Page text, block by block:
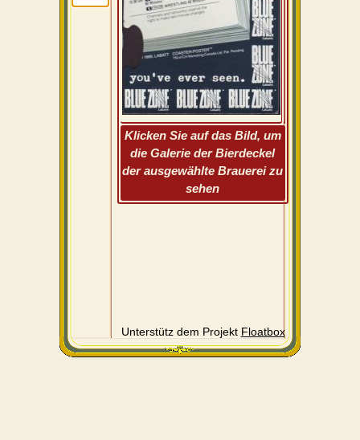
Klicken Sie auf das Bild, um
die Galerie der Bierdeckel
der ausgewählte Brauerei zu
sehen
Unterstütz dem Projekt Floatbox